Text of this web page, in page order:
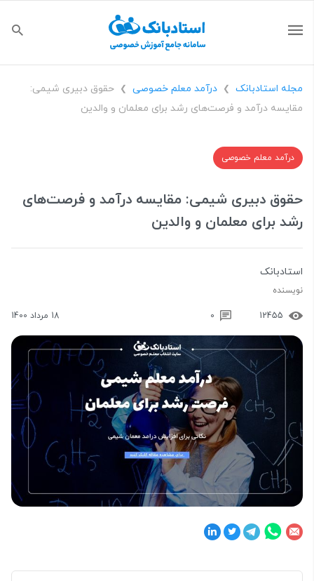
مجله استادبانک ❯ درآمد معلم خصوصی ❯
حقوق دبیری شیمی:
مقایسه درآمد و فرصت‌های رشد برای معلمان و والدین
درآمد معلم خصوصی
حقوق دبیری شیمی: مقایسه درآمد و فرصت‌های
رشد برای معلمان و والدین
استادبانک
نویسنده
12455
0 18 مرداد 1400